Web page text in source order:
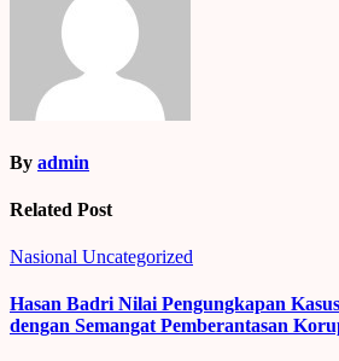
By admin
Related Post
Nasional Uncategorized
Hasan Badri Nilai Pengungkapan
dengan Semangat Pemberantasan